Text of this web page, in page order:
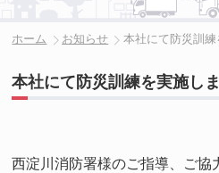
ホーム お知らせ 本社にて防災訓
本社にて防災訓練を実施し
西淀川消防署様のご指導、ご協